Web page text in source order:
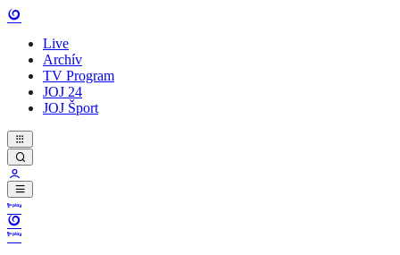
Live
Archív
TV Program
JOJ 24
JOJ Šport